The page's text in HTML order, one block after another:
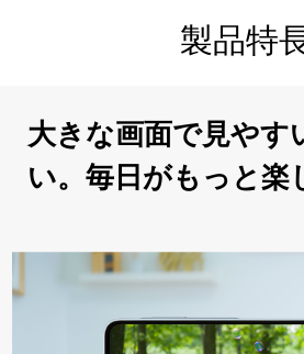
製品特
大きな画面で見やす
い。毎日がもっと楽